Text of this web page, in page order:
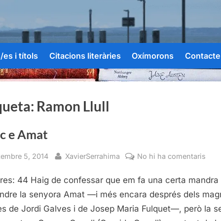
es i títols Citacions literàries Oxímorons Contacte
Ramon Llull
e Amat
5, 2014 By
XavierSerrahima No hi ha comentaris
e
44 Haig de confessar que em fa una certa mandra
la senyora Amat —i més encara després dels
de Jordi Galves i de Josep Maria Fulquet—, però la